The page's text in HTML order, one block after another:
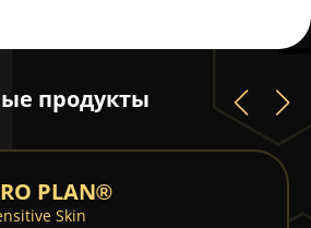
продукты
PLAN®
Skin